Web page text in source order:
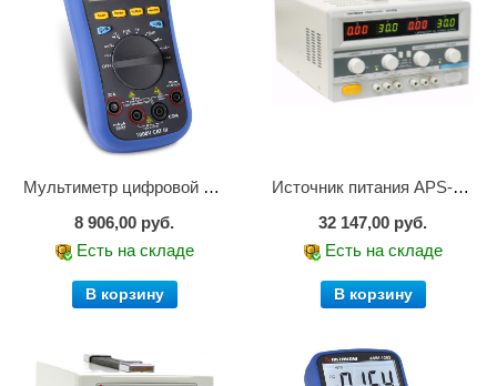
Мультиметр цифровой АММ-1221
8 906,00 руб.
Есть на складе
В корзину
Источник питания APS-2236
32 147,00 руб.
Есть на складе
В корзину